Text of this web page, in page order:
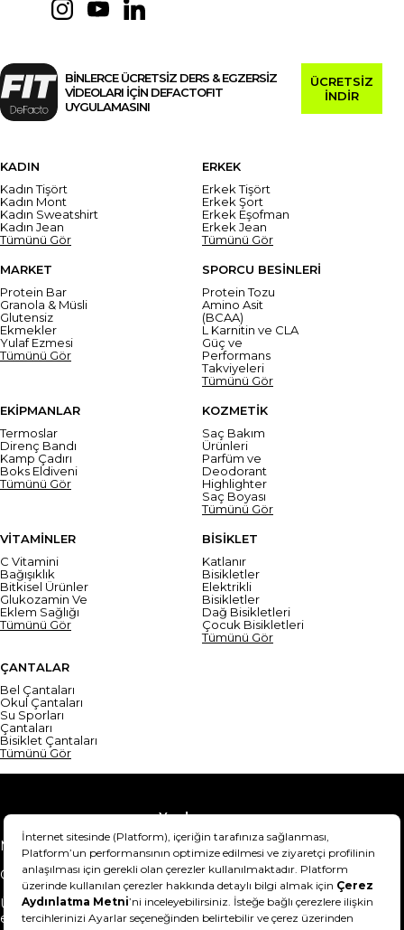
BİNLERCE ÜCRETSİZ DERS & EGZERSİZ
VİDEOLARI İÇİN DEFACTOFIT
UYGULAMASINI
ÜCRETSİZ
İNDİR
KADIN
Kadın Tişört
Kadın Mont
Kadın Sweatshirt
Kadın Jean
Tümünü Gör
ERKEK
Erkek Tişört
Erkek Şort
Erkek Eşofman
Erkek Jean
Tümünü Gör
MARKET
Protein Bar
Granola & Müsli
Glutensiz
Ekmekler
Yulaf Ezmesi
Tümünü Gör
SPORCU BESİNLERİ
Protein Tozu
Amino Asit
(BCAA)
L Karnitin ve CLA
Güç ve
Performans
Takviyeleri
Tümünü Gör
EKİPMANLAR
Termoslar
Direnç Bandı
Kamp Çadırı
Boks Eldiveni
Tümünü Gör
KOZMETİK
Saç Bakım
Ürünleri
Parfüm ve
Deodorant
Highlighter
Saç Boyası
Tümünü Gör
VİTAMİNLER
C Vitamini
Bağışıklık
Bitkisel Ürünler
Glukozamin Ve
Eklem Sağlığı
Tümünü Gör
BİSİKLET
Katlanır
Bisikletler
Elektrikli
Bisikletler
Dağ Bisikletleri
Çocuk Bisikletleri
Tümünü Gör
ÇANTALAR
Bel Çantaları
Okul Çantaları
Su Sporları
Çantaları
Bisiklet Çantaları
Tümünü Gör
Yardım
Mesafeli Satış Sözleşmesi
Teslimat Bilgisi
Gizlilik Sözleşmesi
Şartlar & Koşullar
Ürünümü nasıl iade
edebilirim?
Hakkımızda